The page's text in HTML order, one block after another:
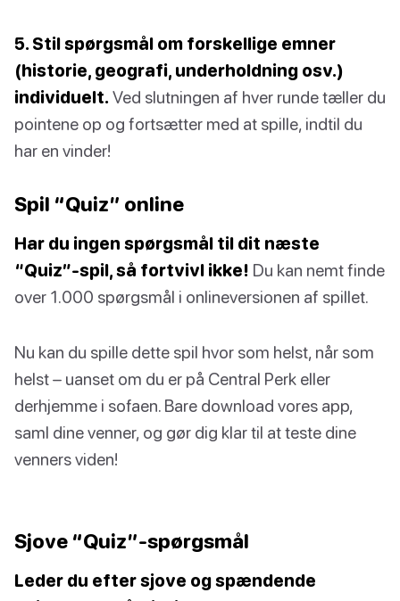
5. Stil spørgsmål om forskellige emner
(historie, geografi, underholdning osv.)
individuelt. Ved slutningen af hver runde tæller du
pointene op og fortsætter med at spille, indtil du
har en vinder!
Spil “Quiz” online
Har du ingen spørgsmål til dit næste
“Quiz”-spil, så fortvivl ikke! Du kan nemt finde
over 1.000 spørgsmål i onlineversionen af spillet.
Nu kan du spille dette spil hvor som helst, når som
helst – uanset om du er på Central Perk eller
derhjemme i sofaen. Bare download vores app,
saml dine venner, og gør dig klar til at teste dine
venners viden!
Sjove “Quiz”-spørgsmål
Leder du efter sjove og spændende